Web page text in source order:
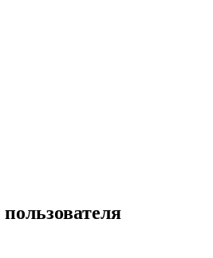
пользователя